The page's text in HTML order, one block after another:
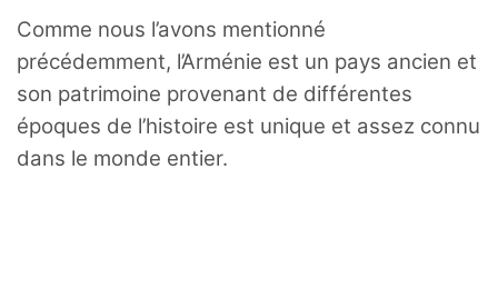
Comme nous l’avons mentionné
précédemment, l’Arménie est un pays ancien et
son patrimoine provenant de différentes
époques de l’histoire est unique et assez connu
dans le monde entier.